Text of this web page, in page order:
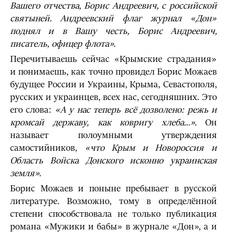
Вашего отчества, Борис Андреевич, с российской
святыней. Андреевский флаг журнал «Дон»
поднял и в Вашу честь, Борис Андреевич,
писатель, офицер флота».
Перечитываешь сейчас «Крымские страдания»
и понимаешь, как точно провидел Борис Можаев
будущее России и Украины, Крыма, Севастополя,
русских и украинцев, всех нас, сегодняшних. Это
его слова: «А у нас теперь всё дозволено: режь и
кромсай державу, как ковригу хлеба...».Он
называет полоумными утверждения
самостийников,
«что Крым и Новороссия и
Область Войска Донского исконно украинская
земля».
Борис Можаев и поныне пребывает в русской
литературе. Возможно, тому в определённой
степени способствовала не только публикация
романа «Мужики и бабы» в журнале «Дон», а и